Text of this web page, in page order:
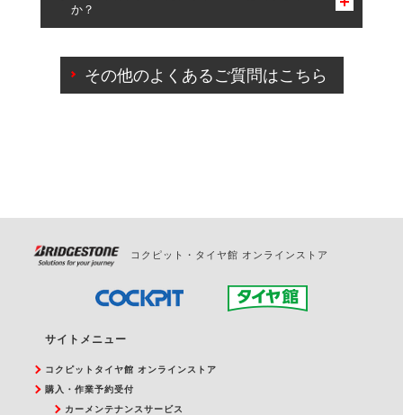
一部の商品・サービスの組み合わせに限り、同時にご予約が
出来ないものもございます。
か？
ご来店予約日の3営業日前を過ぎている場合のご予約
の日時変更につきましては、直接ご予約の店舗まで
その他のよくあるご質問はこちら
コクピット・タイヤ館 オンラインストア
サイトメニュー
コクピットタイヤ館 オンラインストア
購入・作業予約受付
カーメンテナンスサービス